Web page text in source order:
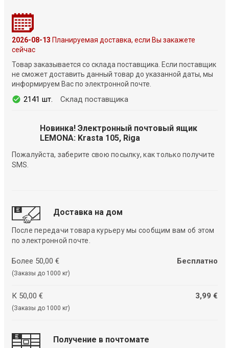
2026-08-13 Планируемая доставка, если Вы закажете
сейчас
Товар заказывается со склада поставщика. Если поставщик
не сможет доставить данный товар до указанной даты, мы
информируем Вас по электронной почте.
2141 шт. Склад поставщика
Новинка! Электронный почтовый ящик
LEMONA: Krasta 105, Riga
Пожалуйста, заберите свою посылку, как только получите
SMS.
Доставка на дом
После передачи товара курьеру мы сообщим вам об этом
по электронной почте.
Более 50,00 €
(Заказы до 1000 кг)
Бесплатно
К 50,00 €
(Заказы до 1000 кг)
3,99 €
Получение в почтомате